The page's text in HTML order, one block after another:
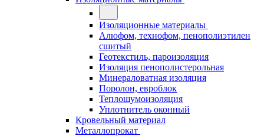
Изоляционные материалы
Алюфом, технофом, пенополиэтилен
сшитый
Геотекстиль, пароизоляция
Изоляция пенополистерольная
Минераловатная изоляция
Поролон, евроблок
Теплошумоизоляция
Уплотнитель оконный
Кровельный материал
Металлопрокат